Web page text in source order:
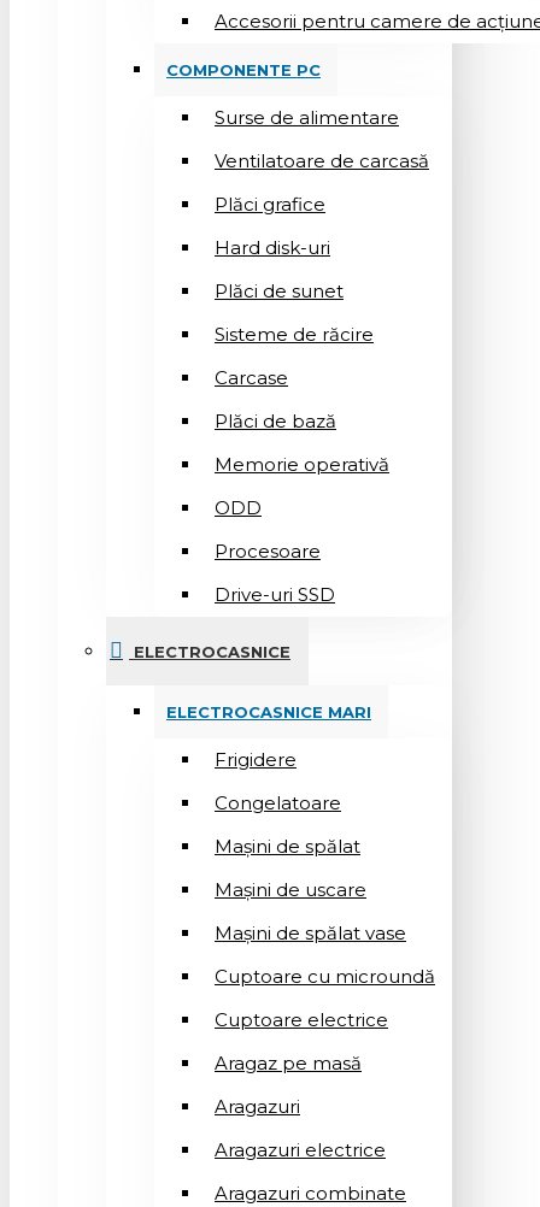
Accesorii pentru camere de
COMPONENTE PC
Surse de alimentare
Ventilatoare de carcasă
Plăci grafice
Hard disk-uri
Plăci de sunet
Sisteme de răcire
Carcase
Plăci de bază
Memorie operativă
ODD
Procesoare
Drive-uri SSD
ELECTROCASNICE
ELECTROCASNICE MARI
Frigidere
Congelatoare
Mașini de spălat
Mașini de uscare
Mașini de spălat vase
Cuptoare cu microundă
Cuptoare electrice
Aragaz pe masă
Aragazuri
Aragazuri electrice
Aragazuri combinate